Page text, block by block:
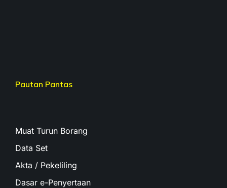
Pautan Pantas
Muat Turun Borang
Data Set
Akta / Pekeliling
Dasar e-Penyertaan